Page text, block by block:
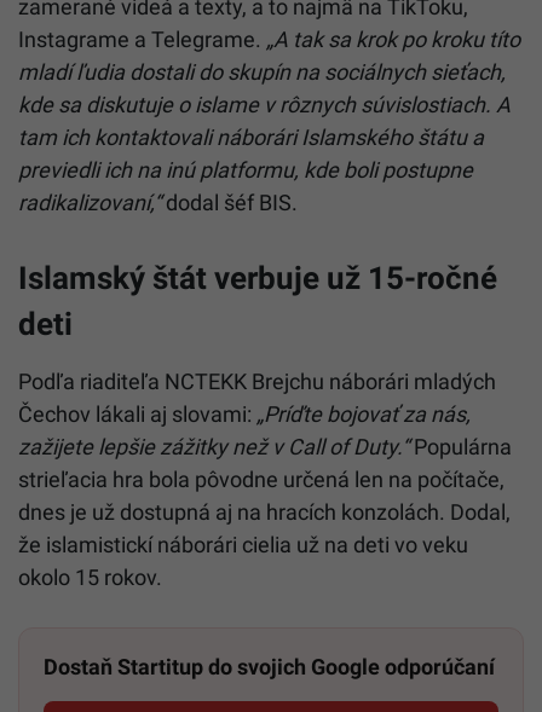
zamerané videá a texty, a to najmä na TikToku,
Instagrame a Telegrame. „A tak sa krok po kroku títo
mladí ľudia dostali do skupín na sociálnych sieťach,
kde sa diskutuje o islame v rôznych súvislostiach. A
tam ich kontaktovali náborári Islamského štátu a
previedli ich na inú platformu, kde boli postupne
radikalizovaní,“dodal šéf BIS.
Islamský štát verbuje už 15-ročné
deti
Podľa riaditeľa NCTEKK Brejchu náborári mladých
Čechov lákali aj slovami: „Príďte bojovať za nás,
zažijete lepšie zážitky než v Call of Duty.“Populárna
strieľacia hra bola pôvodne určená len na počítače,
dnes je už dostupná aj na hracích konzolách. Dodal,
že islamistickí náborári cielia už na deti vo veku
okolo 15 rokov.
Dostaň Startitup do svojich Google odporúčaní